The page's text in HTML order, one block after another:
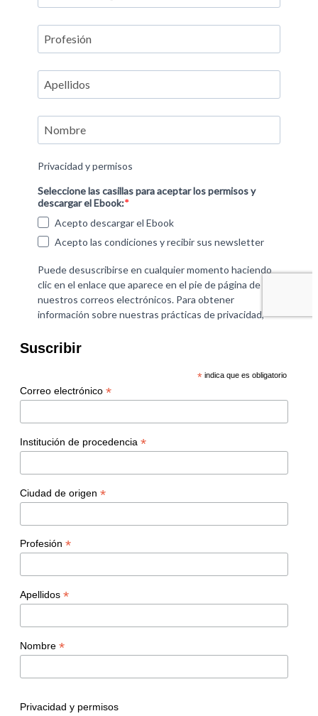
Suscribir
* indica que es obligatorio
Correo electrónico *
Institución de procedencia *
Ciudad de origen *
Profesión *
Apellidos *
Nombre *
Privacidad y permisos